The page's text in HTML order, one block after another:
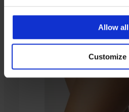
Allow all
Customize
unwattiert,
ohne
code
Lace
Minimizer
33,59
€
€
BH
Jeanne
€
BH
unwattiert
22,39
€
581
unwattiert,
61,99
€